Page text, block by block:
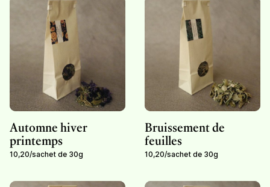
Automne hiver
printemps
sachet de 30g
/
10,20
Bruissement de
feuilles
sachet de 30g
/
10,20